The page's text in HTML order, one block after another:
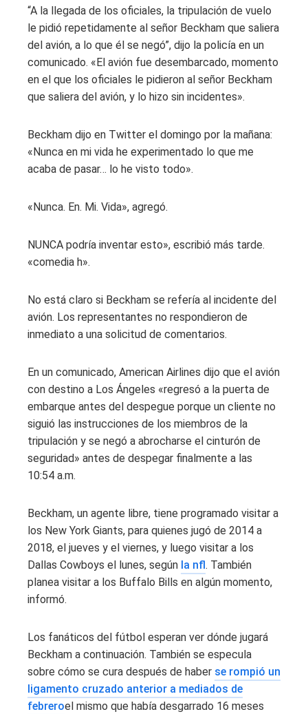
“A la llegada de los oficiales, la tripulación de vuelo
le pidió repetidamente al señor Beckham que saliera
del avión, a lo que él se negó”, dijo la policía en un
comunicado. «El avión fue desembarcado, momento
en el que los oficiales le pidieron al señor Beckham
que saliera del avión, y lo hizo sin incidentes».
Beckham dijo en Twitter el domingo por la mañana:
«Nunca en mi vida he experimentado lo que me
acaba de pasar… lo he visto todo».
«Nunca. En. Mi. Vida», agregó.
NUNCA podría inventar esto», escribió más tarde.
«comedia h».
No está claro si Beckham se refería al incidente del
avión. Los representantes no respondieron de
inmediato a una solicitud de comentarios.
En un comunicado, American Airlines dijo que el avión
con destino a Los Ángeles «regresó a la puerta de
embarque antes del despegue porque un cliente no
siguió las instrucciones de los miembros de la
tripulación y se negó a abrocharse el cinturón de
seguridad» antes de despegar finalmente a las
10:54 a.m.
Beckham, un agente libre, tiene programado visitar a
los New York Giants, para quienes jugó de 2014 a
2018, el jueves y el viernes, y luego visitar a los
Dallas Cowboys el lunes, según la nfl. También
planea visitar a los Buffalo Bills en algún momento,
informó.
Los fanáticos del fútbol esperan ver dónde jugará
Beckham a continuación. También se especula
sobre cómo se cura después de haber se rompió un
ligamento cruzado anterior a mediados de
febreroel mismo que había desgarrado 16 meses